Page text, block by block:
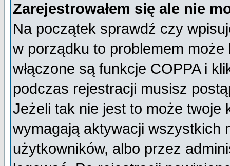
Zarejestrowałem się ale nie
Na początek sprawdź czy
w porządku to problemem
włączone są funkcje COPPA i
podczas rejestracji musisz
Jeżeli tak nie jest to może twoje
wymagają aktywacji wszystkich
użytkowników, albo przez